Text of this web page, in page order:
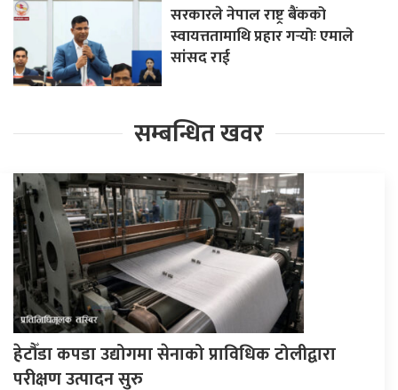
सरकारले नेपाल राष्ट्र बैंकको
स्वायत्ततामाथि प्रहार गर्‍योः एमाले
सांसद राई
सम्बन्धित खवर
हेटौँडा कपडा उद्योगमा सेनाको प्राविधिक टोलीद्वारा
परीक्षण उत्पादन सुरु